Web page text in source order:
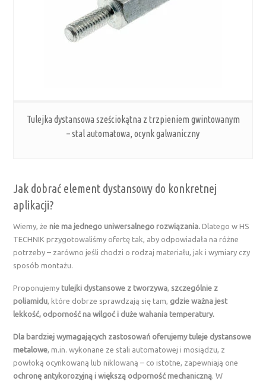
Tulejka dystansowa sześciokątna z trzpieniem gwintowanym
– stal automatowa, ocynk galwaniczny
Jak dobrać element dystansowy do konkretnej
aplikacji?
Wiemy, że nie ma jednego uniwersalnego rozwiązania. Dlatego w HS
TECHNIK przygotowaliśmy ofertę tak, aby odpowiadała na różne
potrzeby – zarówno jeśli chodzi o rodzaj materiału, jak i wymiary czy
sposób montażu.
Proponujemy tulejki dystansowe z tworzywa, szczególnie z
poliamidu, które dobrze sprawdzają się tam, gdzie ważna jest
lekkość, odporność na wilgoć i duże wahania temperatury.
Dla bardziej wymagających zastosowań oferujemy tuleje dystansowe
metalowe, m.in. wykonane ze stali automatowej i mosiądzu, z
powłoką ocynkowaną lub niklowaną – co istotne, zapewniają one
ochronę antykorozyjną i większą odporność mechaniczną. W